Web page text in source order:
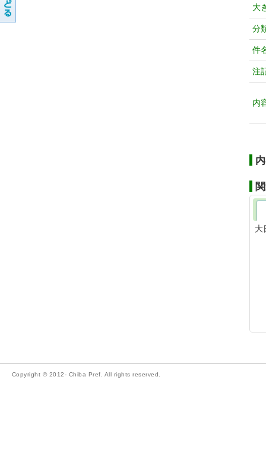
大
分
件
注
内
大
Copyright © 2012- Chiba Pref. All rights reserved.